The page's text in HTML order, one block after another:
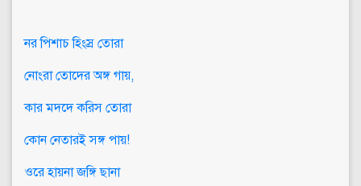
নর পিশাচ হিংস্র তোরা
নোংরা তোদের অঙ্গ গায়,
কার মদদে করিস তোরা
কোন নেতারই সঙ্গ পায়!
ওরে হায়না জঙ্গি ছানা